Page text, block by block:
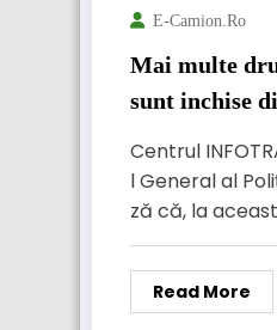
E-Camion.ro
Mai multe
sunt inchise
Centrul
l General al
ză că, la
Read More